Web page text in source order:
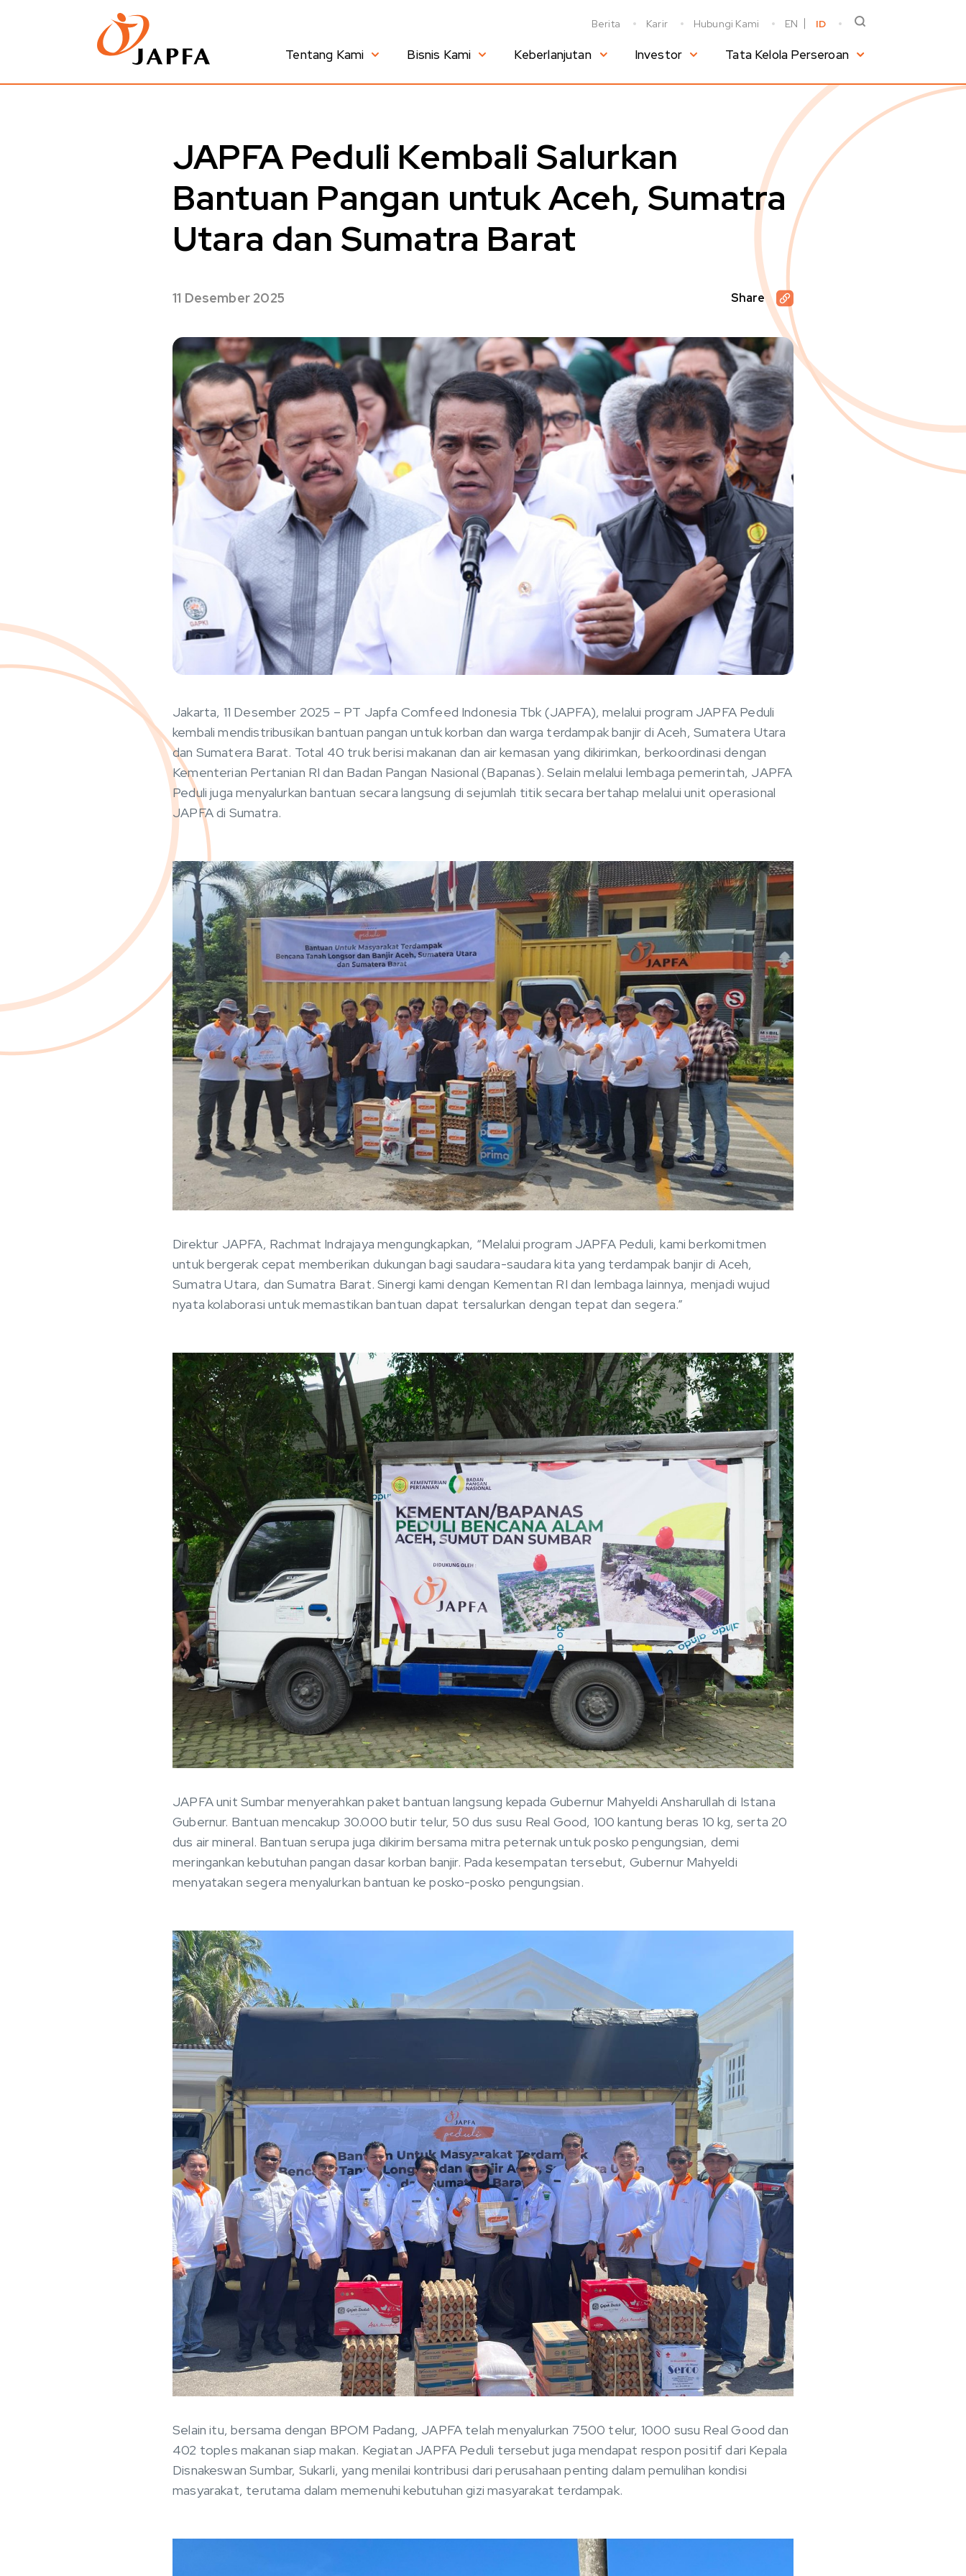
Berita Karir Hubungi Kami EN ID
Tentang Kami Bisnis Kami Keberlanjutan Investor Tata Kelola Perseroan
JAPFA Peduli Kembali Salurkan
Bantuan Pangan untuk Aceh, Sumatra
Utara dan Sumatra Barat
11 Desember 2025 Share
Jakarta, 11 Desember 2025 – PT Japfa Comfeed Indonesia Tbk (JAPFA), melalui program JAPFA Peduli
kembali mendistribusikan bantuan pangan untuk korban dan warga terdampak banjir di Aceh, Sumatera Utara
dan Sumatera Barat. Total 40 truk berisi makanan dan air kemasan yang dikirimkan, berkoordinasi dengan
Kementerian Pertanian RI dan Badan Pangan Nasional (Bapanas). Selain melalui lembaga pemerintah, JAPFA
Peduli juga menyalurkan bantuan secara langsung di sejumlah titik secara bertahap melalui unit operasional
JAPFA di Sumatra.
Direktur JAPFA, Rachmat Indrajaya mengungkapkan, “Melalui program JAPFA Peduli, kami berkomitmen
untuk bergerak cepat memberikan dukungan bagi saudara-saudara kita yang terdampak banjir di Aceh,
Sumatra Utara, dan Sumatra Barat. Sinergi kami dengan Kementan RI dan lembaga lainnya, menjadi wujud
nyata kolaborasi untuk memastikan bantuan dapat tersalurkan dengan tepat dan segera.”
JAPFA unit Sumbar menyerahkan paket bantuan langsung kepada Gubernur Mahyeldi Ansharullah di Istana
Gubernur. Bantuan mencakup 30.000 butir telur, 50 dus susu Real Good, 100 kantung beras 10 kg, serta 20
dus air mineral. Bantuan serupa juga dikirim bersama mitra peternak untuk posko pengungsian, demi
meringankan kebutuhan pangan dasar korban banjir. Pada kesempatan tersebut, Gubernur Mahyeldi
menyatakan segera menyalurkan bantuan ke posko-posko pengungsian.
Selain itu, bersama dengan BPOM Padang, JAPFA telah menyalurkan 7500 telur, 1000 susu Real Good dan
402 toples makanan siap makan. Kegiatan JAPFA Peduli tersebut juga mendapat respon positif dari Kepala
Disnakeswan Sumbar, Sukarli, yang menilai kontribusi dari perusahaan penting dalam pemulihan kondisi
masyarakat, terutama dalam memenuhi kebutuhan gizi masyarakat terdampak.